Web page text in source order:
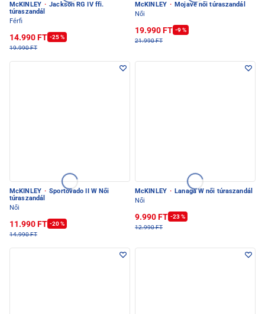
McKINLEY · Jackson RG IV ffi.
túraszandál
Férfi
14.990 FT -25 %
19.990 FT
McKINLEY · Mojave női túraszandál
Női
19.990 FT -9 %
21.990 FT
McKINLEY · Sportovado II W Női
túraszandál
Női
11.990 FT -20 %
14.990 FT
McKINLEY · Lanaga W női túraszandál
Női
9.990 FT -23 %
12.990 FT